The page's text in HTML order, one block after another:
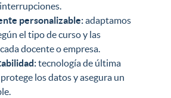
personalizable:adaptamos
el tipo de curso y las
docente o empresa.
tecnología de última
los datos y asegura un